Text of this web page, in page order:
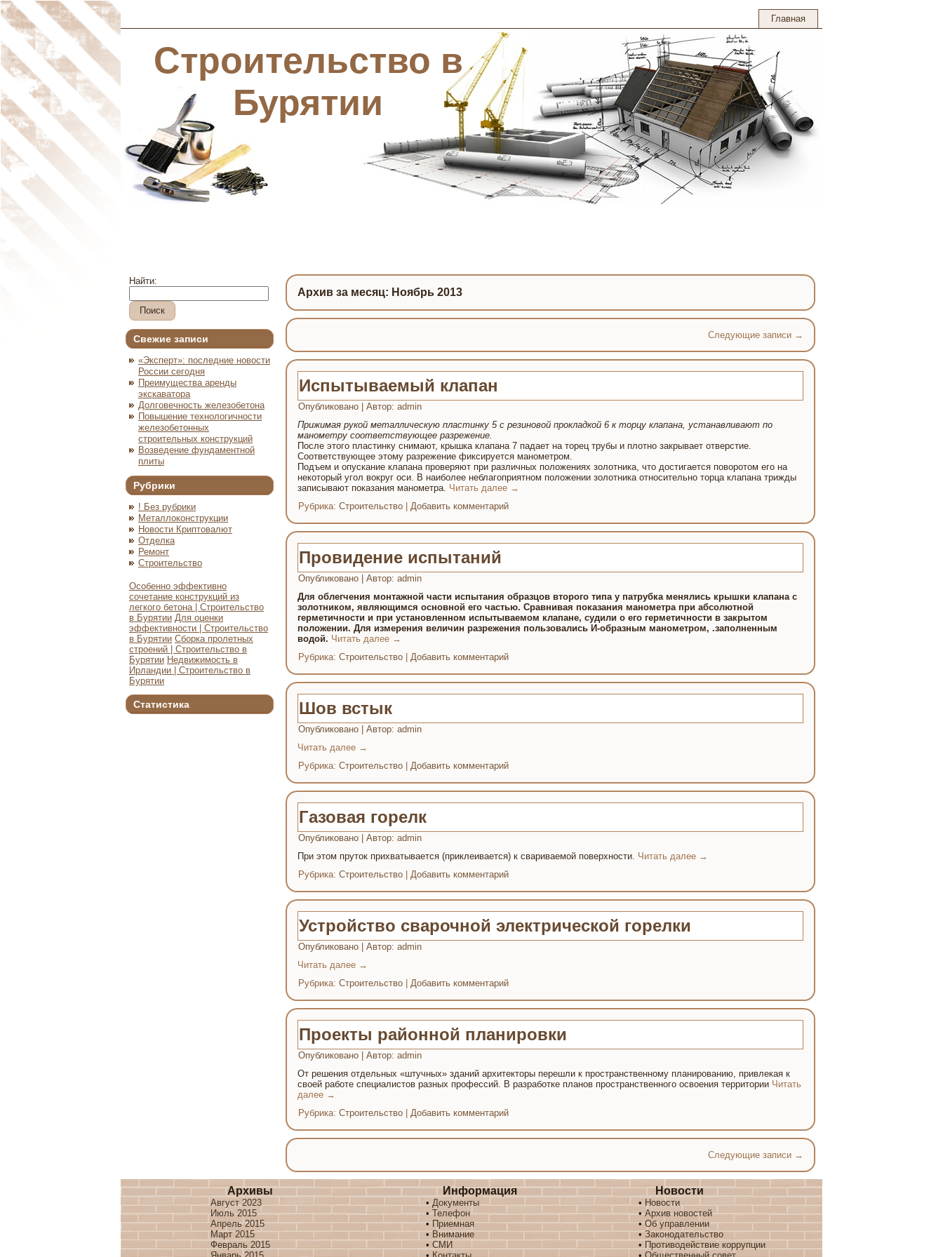
Главная
Строительство в
Бурятии
Найти:
Свежие записи
«Эксперт»: последние новости
России сегодня
Преимущества аренды
экскаватора
Долговечность железобетона
Повышение технологичности
железобетонных
строительных конструкций
Возведение фундаментной
плиты
Рубрики
! Без рубрики
Металлоконструкции
Новости Криптовалют
Отделка
Ремонт
Строительство
Особенно эффективно
сочетание конструкций из
легкого бетона | Строительство
в Бурятии Для оценки
эффективности | Строительство
в Бурятии Сборка пролетных
строений | Строительство в
Бурятии Недвижимость в
Ирландии | Строительство в
Бурятии
Статистика
Архив за месяц: Ноябрь 2013
Следующие записи →
Испытываемый клапан
Опубликовано Автор: admin
Прижимая рукой металлическую пластинку 5 с резиновой прокладкой 6 к торцу клапана, устанавливают по
манометру соответствующее разрежение.
После этого пластинку снимают, крышка клапана 7 падает на торец трубы и плотно закрывает отверстие.
Соответствующее этому разрежение фиксируется манометром.
Подъем и опускание клапана проверяют при различных положениях золотника, что достигается поворотом его на
некоторый угол вокруг оси. В наиболее неблагоприятном положении золотника относительно торца клапана трижды
записывают показания манометра. Читать далее →
Рубрика: Строительство Добавить комментарий
Провидение испытаний
Опубликовано Автор: admin
Для облегчения монтажной части испытания образцов второго типа у патрубка менялись крышки клапана с
золотником, являющимся основной его частью. Сравнивая показания манометра при абсолютной
герметичности и при установленном испытываемом клапане, судили о его герметичности в закрытом
положении. Для измерения величин разрежения пользовались И-образным манометром, .заполненным
водой. Читать далее →
Рубрика: Строительство Добавить комментарий
Шов встык
Опубликовано Автор: admin
Читать далее →
Рубрика: Строительство Добавить комментарий
Газовая горелк
Опубликовано Автор: admin
При этом пруток прихватывается (приклеивается) к свариваемой поверхности. Читать далее →
Рубрика: Строительство Добавить комментарий
Устройство сварочной электрической горелки
Опубликовано Автор: admin
Читать далее →
Рубрика: Строительство Добавить комментарий
Проекты районной планировки
Опубликовано Автор: admin
От решения отдельных «штучных» зданий архитекторы перешли к пространственному планированию, привлекая к
своей работе специалистов разных профессий. В разработке планов пространственного освоения территории Читать
далее →
Рубрика: Строительство Добавить комментарий
Следующие записи →
Архивы
Август 2023
Июль 2015
Апрель 2015
Март 2015
Февраль 2015
Информация
•Документы
•Телефон
•Приемная
•Внимание
• СМИ
Новости
•Новости
•Архив новостей
•Об управлении
•Законодательство
• Противодействие коррупции